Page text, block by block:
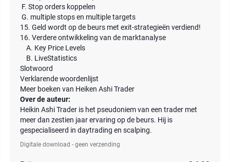
F. Stop orders koppelen
G. multiple stops en multiple targets
15. Geld wordt op de beurs met exit-strategieën verdiend!
16. Verdere ontwikkeling van de marktanalyse
A. Key Price Levels
B. LiveStatistics
Slotwoord
Verklarende woordenlijst
Meer boeken van Heiken Ashi Trader
Over de auteur:
Heikin Ashi Trader is het pseudoniem van een trader met
meer dan zestien jaar ervaring op de beurs. Hij is
gespecialiseerd in daytrading en scalping.
Digitale download - geen verzending